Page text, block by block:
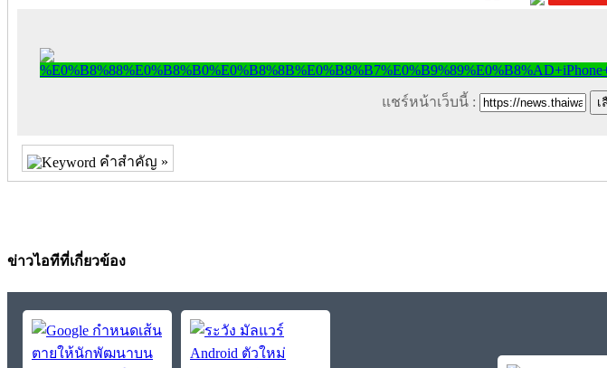
แชร์หน้าเว็บนี้ :
คำสำคัญ »
ข่าวไอทีที่เกี่ยวข้อง